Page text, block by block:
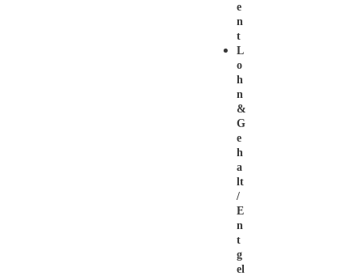
E
N
T
L
O
H
N
&
G
E
H
A
Lt
/
E
N
T
G
El